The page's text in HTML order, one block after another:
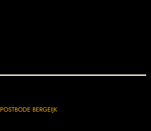
POSTBODE BERGEIJK